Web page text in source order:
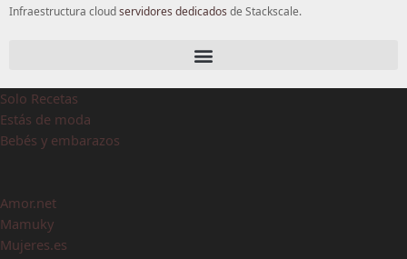
Infraestructura cloudservidores dedicados de Stackscale.
Solo Recetas
Estás de moda
Bebés y embarazos
Amor.net
Mamuky
Mujeres.es